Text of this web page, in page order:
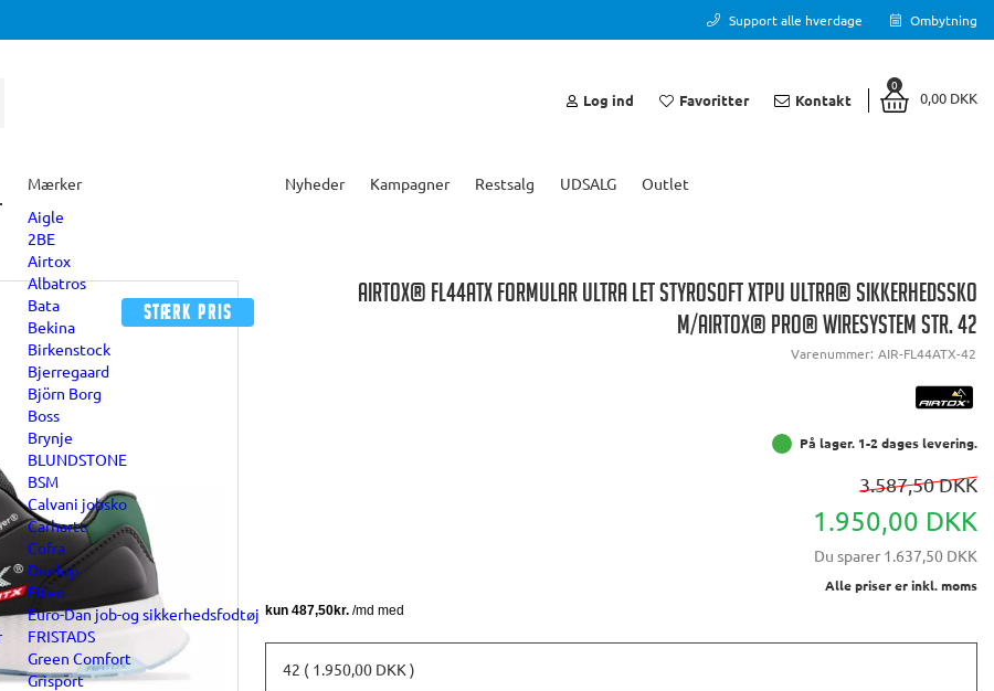
Support alle hverdage Ombytning
Log ind Favoritter Kontakt
0
0,00 DKK
Mærker
Aigle
2BE
Airtox
Albatros
Bata
Bekina
Birkenstock
Bjerregaard
Björn Borg
Boss
Brynje
BLUNDSTONE
BSM
Calvani jobsko
Carhartt
Cofra
Dunlop
Elten
Euro-Dan job-og sikkerhedsfodtøj
FRISTADS
Green Comfort
Grisport
Nyheder Kampagner Restsalg UDSALG Outlet
Stærk pris
AIRTOX® FL44ATX FORMULAR ULTRA LET STYROSOFT XTPU ULTRA® SIKKERHEDSSKO
M/AIRTOX® PRO® WIRESYSTEM STR. 42
Varenummer: AIR-FL44ATX-42
På lager. 1-2 dages levering.
3.587,50 DKK
1.950,00 DKK
Du sparer 1.637,50 DKK
Alle priser er inkl. moms
42 ( 1.950,00 DKK )